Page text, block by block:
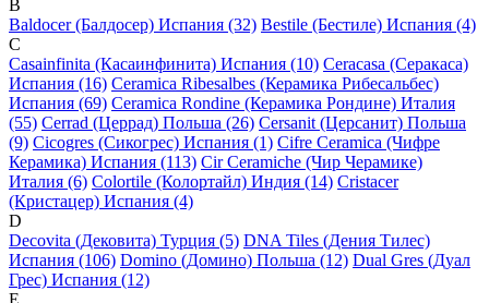
B
Baldocer (Балдосер) Испания (32) Bestile (Бестиле) Испания (4)
C
Casainfinita (Касаинфинита) Испания (10) Ceracasa (Серакаса)
Испания (16) Ceramica Ribesalbes (Керамика Рибесальбес)
Испания (69) Ceramica Rondine (Керамика Рондине) Италия
(55) Cerrad (Церрад) Польша (26) Cersanit (Церсанит) Польша
(9) Cicogres (Сикогрес) Испания (1) Cifre Ceramica (Чифре
Керамика) Испания (113) Cir Ceramiche (Чир Черамике)
Италия (6) Colortile (Колортайл) Индия (14) Cristacer
(Кристацер) Испания (4)
D
Decovita (Дековита) Турция (5) DNA Tiles (Дения Тилес)
Испания (106) Domino (Домино) Польша (12) Dual Gres (Дуал
Грес) Испания (12)
E